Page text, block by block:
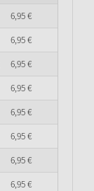
6,95€
6,95€
6,95€
6,95€
6,95€
6,95€
6,95€
6,95€